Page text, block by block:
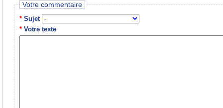
Votre commentaire
* Sujet
* Votre texte